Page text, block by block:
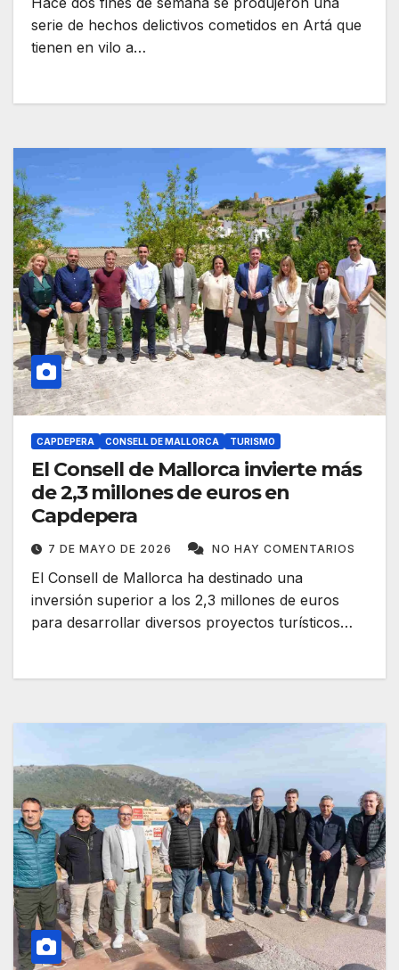
serie de hechos delictivos cometidos en Artá que
tienen en vilo a…
CAPDEPERA CONSELL DE MALLORCA TURISMO
El Consell de Mallorca invierte más
de 2,3 millones de euros en
Capdepera
7 DE MAYO DE 2026 NO HAY COMENTARIOS
El Consell de Mallorca ha destinado una
inversión superior a los 2,3 millones de euros
para desarrollar diversos proyectos turísticos…